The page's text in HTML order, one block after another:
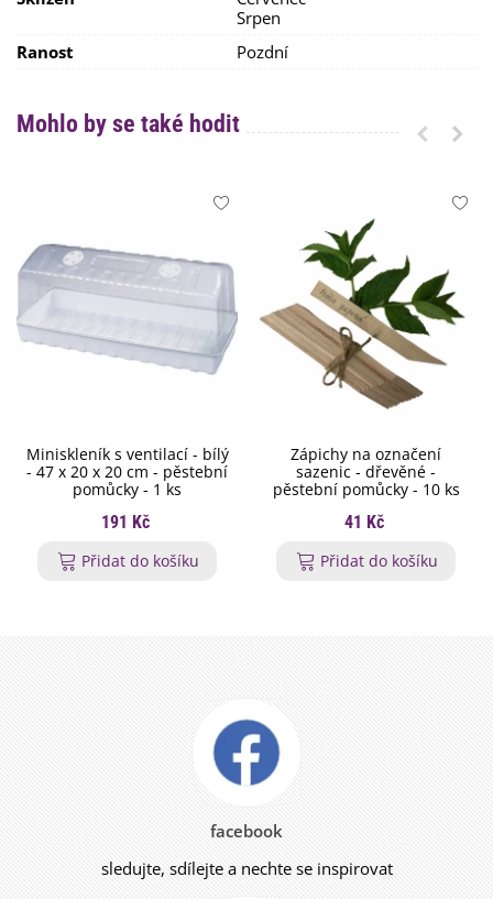
Srpen
Ranost
Pozdní
Mohlo by se také hodit
Miniskleník s ventilací - bílý
- 47 x 20 x 20 cm - pěstební
pomůcky - 1 ks
191 Kč
Přidat do košíku
Zápichy na označení
sazenic - dřevěné -
pěstební pomůcky - 10 ks
41 Kč
Přidat do košíku
facebook
sledujte, sdílejte a nechte se inspirovat